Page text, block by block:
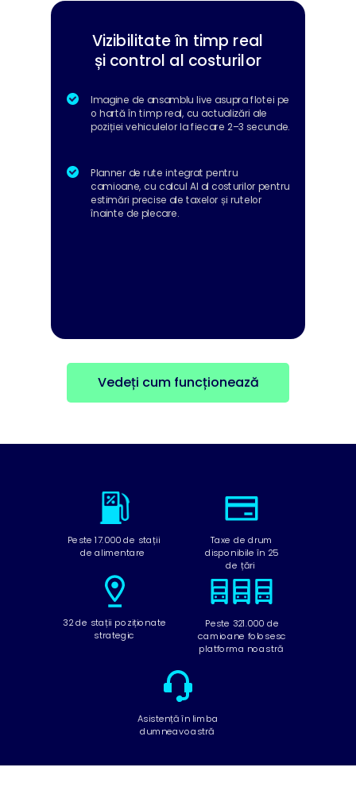
Vizibilitate în timp real
și control al costurilor
Imagine de ansamblu live asupra flotei pe
o hartă în timp real, cu actualizări ale
poziției vehiculelor la fiecare 2–3 secunde.
Planner de rute integrat pentru
camioane, cu calcul AI al costurilor pentru
estimări precise ale taxelor și rutelor
înainte de plecare.
Vedeți cum funcționează
Peste 17.000 de stații
de alimentare
Taxe de drum
disponibile în 25
de țări
32 de stații poziționate
strategic
Asistență în limba
dumneavoastră
Peste 321.000 de
camioane folosesc
platforma noastră